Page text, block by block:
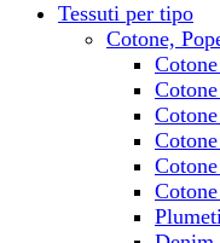
Tessuti per tipo
Cotone,